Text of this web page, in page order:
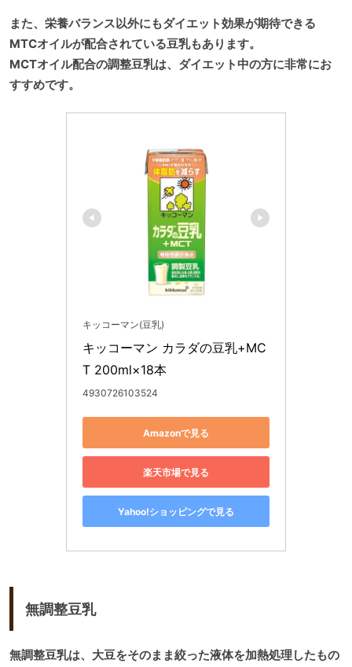
また、栄養バランス以外にもダイエット効果が期待できる
MTCオイルが配合されている豆乳もあります。
MCTオイル配合の調整豆乳は、ダイエット中の方に非常にお
すすめです。
キッコーマン(豆乳)
キッコーマン カラダの豆乳+MC
T 200ml×18本
4930726103524
Amazonで見る
楽天市場で見る
Yahoo!ショッピングで見る
無調整豆乳
無調整豆乳は、大豆をそのまま絞った液体を加熱処理したもの